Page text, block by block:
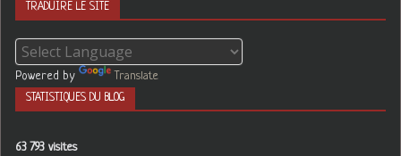
TRADUIRE LE SITE
Powered by Translate
STATISTIQUES DU BLOG
63 793 visites